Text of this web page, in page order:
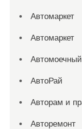
Автомаркет
Автомаркет
АвтоРай
Авторам и
Авторемонт